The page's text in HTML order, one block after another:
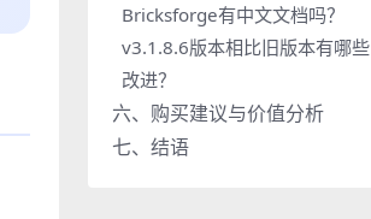
Bricksforge有中文文档吗？
v3.1.8.6版本相比旧版本有哪些
改进？
六、购买建议与价值分析
七、结语